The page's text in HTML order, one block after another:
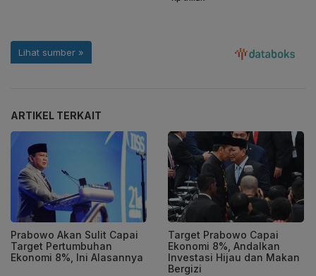
ARTIKEL TERKAIT
Prabowo Akan Sulit Capai
Target Pertumbuhan
Ekonomi 8%, Ini Alasannya
Target Prabowo Capai
Ekonomi 8%, Andalkan
Investasi Hijau dan Makan
Bergizi